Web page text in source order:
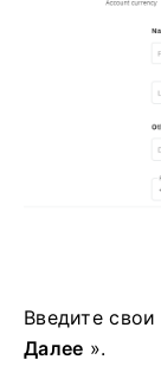
Введите свои
Далее ».